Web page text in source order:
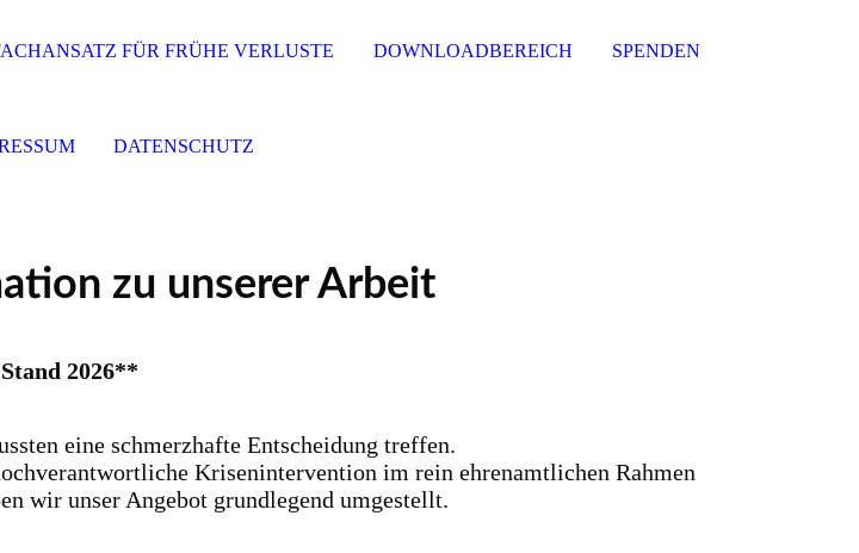
FÜR FRÜHE VERLUSTE DOWNLOADBEREICH SPENDEN
DATENSCHUTZ
zu unserer Arbeit
2026**
eine schmerzhafte Entscheidung treffen.
Krisenintervention im rein ehrenamtlichen Rahmen
wir unser Angebot grundlegend umgestellt.